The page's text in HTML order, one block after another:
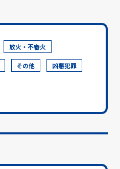
放火・不審火
その他 凶悪犯罪